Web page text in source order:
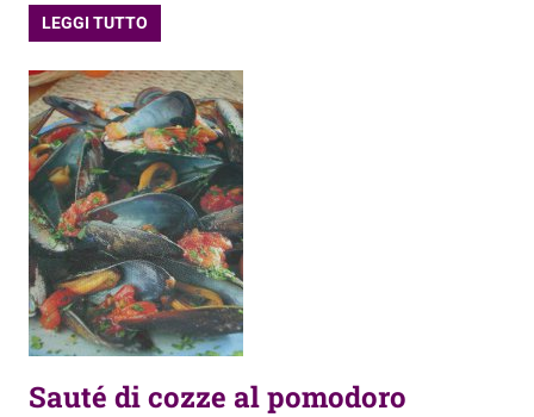
LEGGI TUTTO
Sauté di cozze al pomodoro